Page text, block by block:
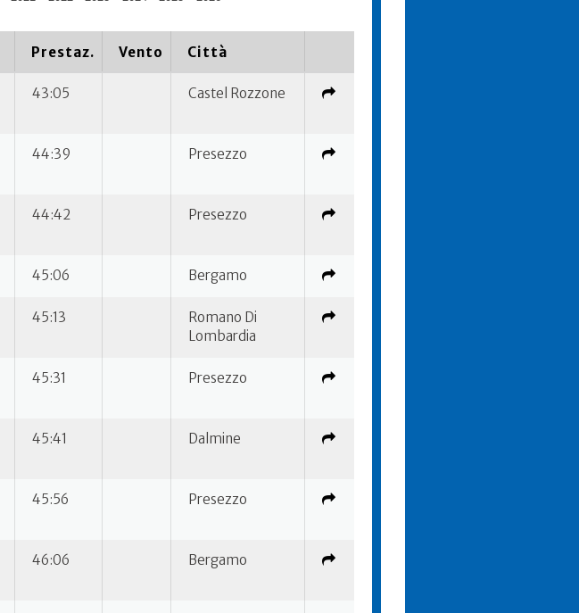
Prestaz. Vento Città
43:05 Castel Rozzone
44:39 Presezzo
44:42 Presezzo
45:06 Bergamo
45:13
Romano Di
Lombardia
45:31 Presezzo
45:41 Dalmine
45:56 Presezzo
46:06 Bergamo